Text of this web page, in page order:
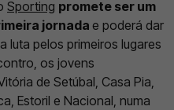
Sporting promete ser um
jornada e poderá dar
luta pelos primeiros lugares
os jovens
de Setúbal, Casa Pia,
Estoril e Nacional, numa